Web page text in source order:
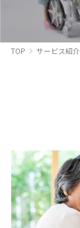
TOP サービス紹介